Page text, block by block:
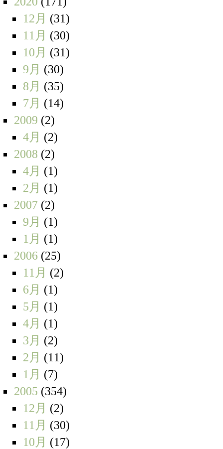
12月 (31)
11月 (30)
10月 (31)
9月 (30)
8月 (35)
7月 (14)
2009 (2)
4月 (2)
2008 (2)
4月 (1)
2月 (1)
2007 (2)
9月 (1)
1月 (1)
2006 (25)
11月 (2)
6月 (1)
5月 (1)
4月 (1)
3月 (2)
2月 (11)
1月 (7)
2005 (354)
12月 (2)
11月 (30)
10月 (17)